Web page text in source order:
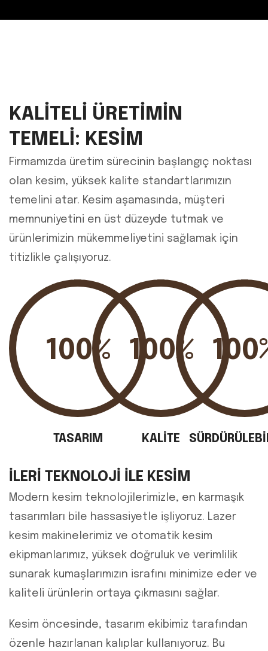
KALİTELİ ÜRETİMİN
TEMELİ: KESİM
Firmamızda üretim sürecinin başlangıç noktası
olan kesim, yüksek kalite standartlarımızın
temelini atar. Kesim aşamasında, müşteri
memnuniyetini en üst düzeyde tutmak ve
ürünlerimizin mükemmeliyetini sağlamak için
titizlikle çalışıyoruz.
100%
TASARIM
100%
KALİTE
İLERI TEKNOLOJI ILE KESIM
Modern kesim teknolojilerimizle, en karmaşık
tasarımları bile hassasiyetle işliyoruz. Lazer
kesim makinelerimiz ve otomatik kesim
ekipmanlarımız, yüksek doğruluk ve verimlilik
sunarak kumaşlarımızın israfını minimize eder ve
kaliteli ürünlerin ortaya çıkmasını sağlar.
Kesim öncesinde, tasarım ekibimiz tarafından
özenle hazırlanan kalıplar kullanıyoruz. Bu